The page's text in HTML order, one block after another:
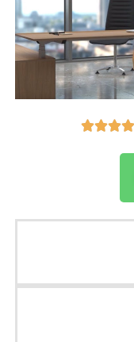



דורג